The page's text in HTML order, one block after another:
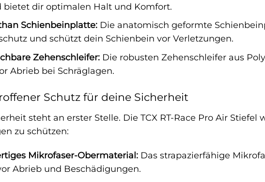
bietet dir optimalen Halt und Komfort.
Schienbeinplatte:Die anatomisch geformte
und schützt dein Schienbein vor Verletzungen.
Zehenschleifer:Die robusten Zehenschleifer aus
Abrieb bei Schräglagen.
Schutz für deine Sicherheit
steht an erster Stelle. Die TCX RT-Race Pro Air
zu schützen:
Mikrofaser-Obermaterial:Das strapazierfähige
Abrieb und Beschädigungen.